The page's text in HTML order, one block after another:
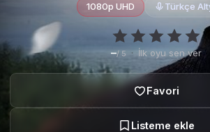
1080p UHD
Türkçe
–/ 5 · İlk oyu sen ver